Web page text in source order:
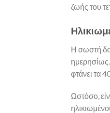
ζωής του
Η σωστή
φτάνει τα
Ωστόσο,